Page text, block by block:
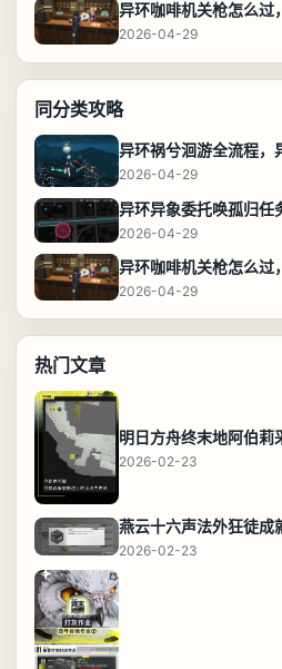
异环咖啡机关枪怎么过
2026-04-29
同分类攻略
异环祸兮洄游全流程，
2026-04-29
2026-04-29
异环咖啡机关枪怎么过
2026-04-29
热门文章
2026-02-23
燕云十六声法外狂徒成
2026-02-23